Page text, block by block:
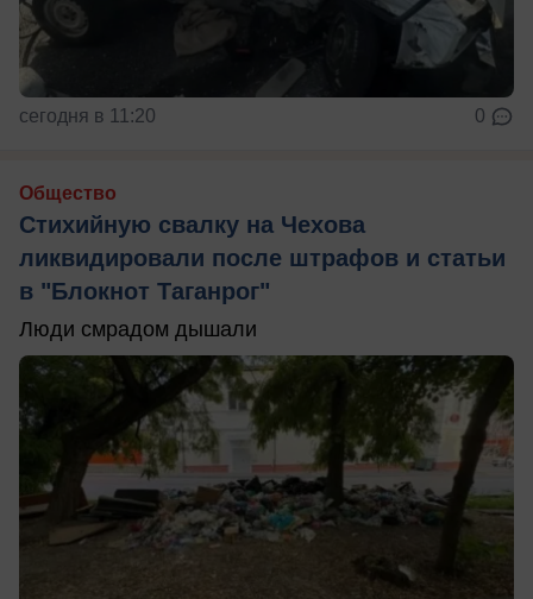
сегодня в 11:20 0
Общество
Стихийную свалку на Чехова
ликвидировали после штрафов и статьи
в "Блокнот Таганрог"
Люди смрадом дышали